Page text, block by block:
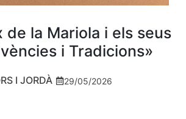
de la Mariola i els seus
i Tradicions»
I JORDÀ 29/05/2026